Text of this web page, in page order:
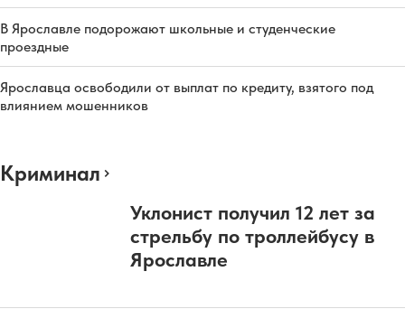
В Ярославле подорожают школьные и студенческие
проездные
Ярославца освободили от выплат по кредиту, взятого под
влиянием мошенников
Криминал
Уклонист получил 12 лет за
стрельбу по троллейбусу в
Ярославле